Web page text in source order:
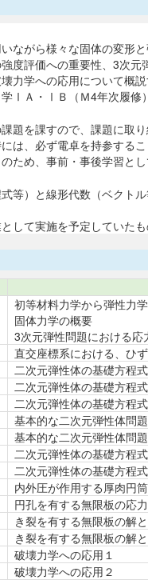
ながら様々な固体の変形
度評価への重要性、3次
力学への応用について概説
ⅠＡ・ⅠＢ（Ｍ4年次履修
題を課すので、課題に取
は、必ず電卓を持参するこ
ため、事前・事後学習と
等）と線形代数（ベクト
して実施を予定していた
初等材料力学から弾性力
固体力学の概要
3次元弾性問題における応
直交座標系における、ひ
二次元弾性体の基礎方程式
二次元弾性体の基礎方程
二次元弾性体の基礎方程
基本的な二次元弾性体問
基本的な二次元弾性体問
二次元弾性体の基礎方程
二次元弾性体の基礎方程
内外圧が作用する厚肉円
円孔を有する無限板の応
き裂を有する無限板の解
き裂を有する無限板の解
破壊力学への応用１
破壊力学への応用２